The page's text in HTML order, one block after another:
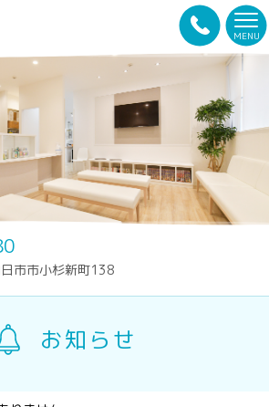
MENU
市市小杉新町138
お知らせ